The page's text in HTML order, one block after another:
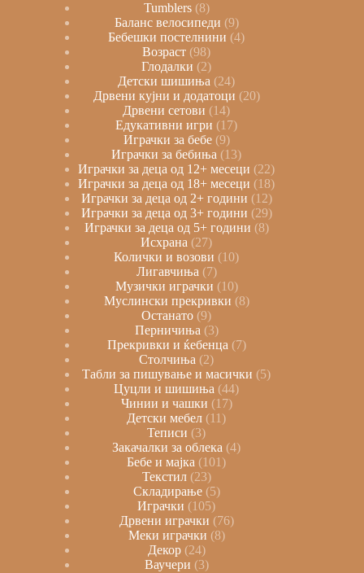
Tumblers 8
Баланс велосипеди 9
Бебешки постелнини 4
Возраст 98
Глодалки
2
Детски шишиња
24
Дрвени кујни и додатоци 20
Дрвени сетови
14
Едукативни игри
17
Играчки за бебе 9
Играчки за бебиња
13
Играчки за деца од 12+ месеци
22
Играчки за деца од 18+ месеци
18
Играчки за деца од 2+ години 12
Играчки за деца од 3+ години 29
Играчки за деца од 5+ години 8
Исхрана
27
Колички и возови
10
Лигавчиња 7
Музички играчки 10
Муслински прекривки 8
Останато 9
Перничиња 3
Прекривки и ќебенца 7
Столчиња
2
Табли за пишување и масички
5
Цуцли и шишиња 44
Чинии и чашки 17
Детски мебел
11
Теписи
3
Закачалки за облека 4
Бебе и мајка
101
Текстил 23
Складирање 5
Играчки
105
Дрвени играчки 76
Меки играчки 8
Декор 24
Ваучери 3